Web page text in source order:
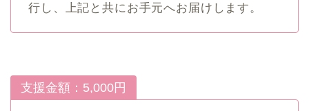
行し、上記と共にお手元へお届けします。
支援金額：5,000円